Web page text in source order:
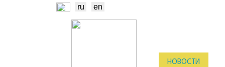
ru en
НОВОСТИ